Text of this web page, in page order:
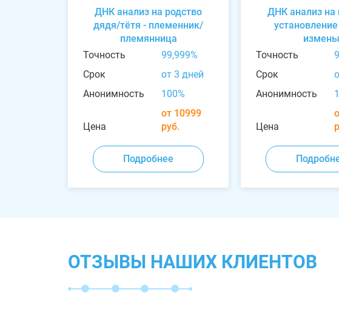
ДНК анализ на родство
дядя/тётя - племенник/
племянница
Точность
99,999%
Срок
от 3 дней
Анонимность
100%
Цена
от 10999
руб.
Подробнее
ДНК анализ на
измены
Точность
Срок
Анонимность
Цена
ОТЗЫВЫ НАШИХ КЛИЕНТОВ